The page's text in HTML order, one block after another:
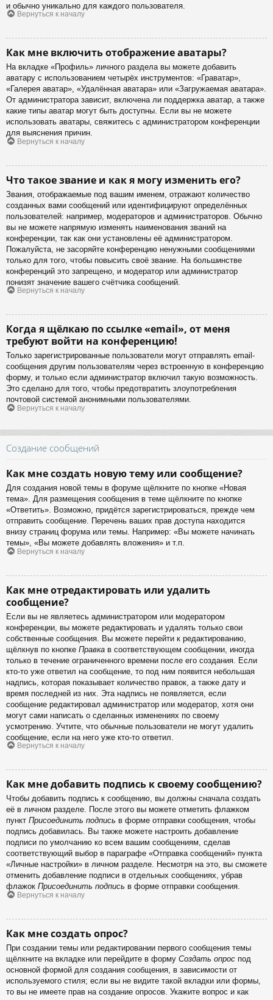
и обычно уникально для каждого пользователя.
Вернуться к началу
Как мне включить отображение аватары?
На вкладке «Профиль» личного раздела вы можете добавить
аватару с использованием четырёх инструментов: «Граватар»,
«Галерея аватар», «Удалённая аватара» или «Загружаемая аватара».
От администратора зависит, включена ли поддержка аватар, а также
какие типы аватар могут быть доступны. Если вы не можете
использовать аватары, свяжитесь с администратором конференции
для выяснения причин.
Вернуться к началу
Что такое звание и как я могу изменить его?
Звания, отображаемые под вашим именем, отражают количество
созданных вами сообщений или идентифицируют определённых
пользователей: например, модераторов и администраторов. Обычно
вы не можете напрямую изменять наименования званий на
конференции, так как они установлены её администратором.
Пожалуйста, не засоряйте конференцию ненужными сообщениями
только для того, чтобы повысить своё звание. На большинстве
конференций это запрещено, и модератор или администратор
понизят значение вашего счётчика сообщений.
Вернуться к началу
Когда я щёлкаю по ссылке «email», от меня
требуют войти на конференцию!
Только зарегистрированные пользователи могут отправлять email-
сообщения другим пользователям через встроенную в конференцию
форму, и только если администратор включил такую возможность.
Это сделано для того, чтобы предотвратить злоупотребления
почтовой системой анонимными пользователями.
Вернуться к началу
Создание сообщений
Как мне создать новую тему или сообщение?
Для создания новой темы в форуме щёлкните по кнопке «Новая
тема». Для размещения сообщения в теме щёлкните по кнопке
«Ответить». Возможно, придётся зарегистрироваться, прежде чем
отправить сообщение. Перечень ваших прав доступа находится
внизу страниц форума или темы. Например: «Вы можете начинать
темы», «Вы можете добавлять вложения» и т.п.
Вернуться к началу
Как мне отредактировать или удалить
сообщение?
Если вы не являетесь администратором или модератором
конференции, вы можете редактировать и удалять только свои
собственные сообщения. Вы можете перейти к редактированию,
щёлкнув по кнопке Правка в соответствующем сообщении, иногда
только в течение ограниченного времени после его создания. Если
кто-то уже ответил на сообщение, то под ним появится небольшая
надпись, которая показывает количество правок, а также дату и
время последней из них. Эта надпись не появляется, если
сообщение редактировал администратор или модератор, хотя они
могут сами написать о сделанных изменениях по своему
усмотрению. Учтите, что обычные пользователи не могут удалить
сообщение, если на него уже кто-то ответил.
Вернуться к началу
Как мне добавить подпись к своему сообщению?
Чтобы добавить подпись к сообщению, вы должны сначала создать
её в личном разделе. После этого вы можете отметить флажком
пункт Присоединить подпись в форме отправки сообщения, чтобы
подпись добавилась. Вы также можете настроить добавление
подписи по умолчанию ко всем вашим сообщениям, сделав
соответствующий выбор в параграфе «Отправка сообщений» пункта
«Личные настройки» в личном разделе. Несмотря на это, вы сможете
отменить добавление подписи в отдельных сообщениях, убрав
флажок Присоединить подпись в форме отправки сообщения.
Вернуться к началу
Как мне создать опрос?
При создании темы или редактировании первого сообщения темы
щёлкните на вкладке или перейдите в форму Создать опрос под
основной формой для создания сообщения, в зависимости от
используемого стиля; если вы не видите такой вкладки или формы,
то вы не имеете прав на создание опросов. Укажите вопрос и как